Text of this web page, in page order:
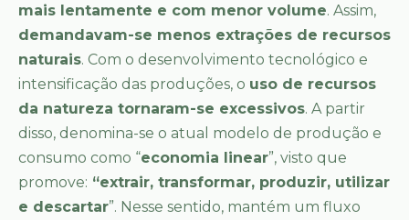
mais lentamente e com menor volume. Assim,
demandavam-se menos extrações de recursos
naturais. Com o desenvolvimento tecnológico e
intensificação das produções, o uso de recursos
da natureza tornaram-se excessivos. A partir
disso, denomina-se o atual modelo de produção e
consumo como “economia linear”, visto que
promove: “extrair, transformar, produzir, utilizar
e descartar”. Nesse sentido, mantém um fluxo